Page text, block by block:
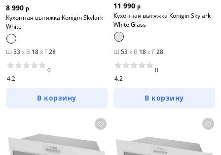
8 990 р
Кухонная вытяжка Konigin Skylark
White
Ш 53x В 18x Г28
4.2
0
В корзину
11 990 р
Кухонная вытяжка Konigin Skylark
White Glass
Ш 53x В 18x Г28
4.2
0
В корзину